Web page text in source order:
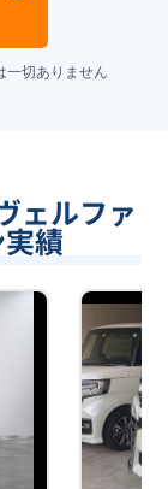
一切ありません
ェルファ
績